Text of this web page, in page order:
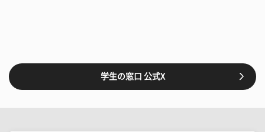
学生の窓口 公式X